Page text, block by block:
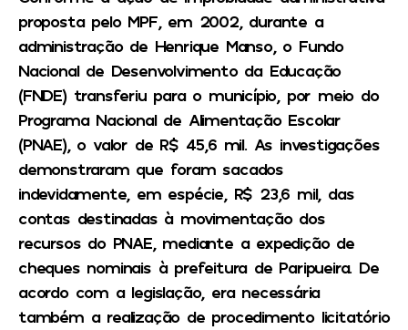
proposta pelo MPF, em 2002, durante a
administração de Henrique Manso, o Fundo
Nacional de Desenvolvimento da Educação
(FNDE) transferiu para o município, por meio do
Programa Nacional de Alimentação Escolar
(PNAE), o valor de R$ 45,6 mil. As investigações
demonstraram que foram sacados
indevidamente, em espécie, R$ 23,6 mil, das
contas destinadas à movimentação dos
recursos do PNAE, mediante a expedição de
cheques nominais à prefeitura de Paripueira. De
acordo com a legislação, era necessária
também a realização de procedimento licitatório